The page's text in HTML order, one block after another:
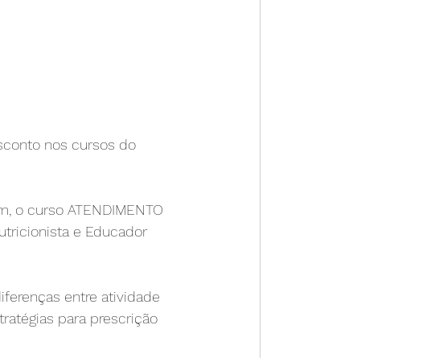
nos cursos do
o curso ATENDIMENTO
e Educador
entre atividade
para prescrição